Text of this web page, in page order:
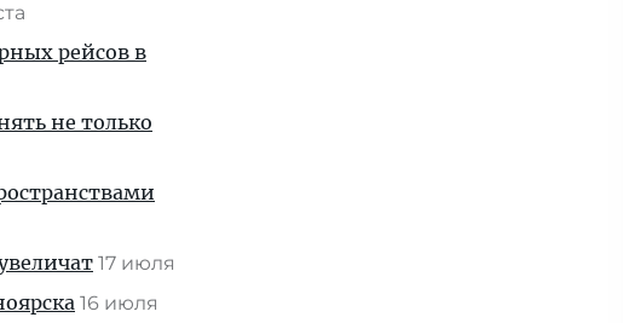
рейсов в
не только
17 июля
16 июля